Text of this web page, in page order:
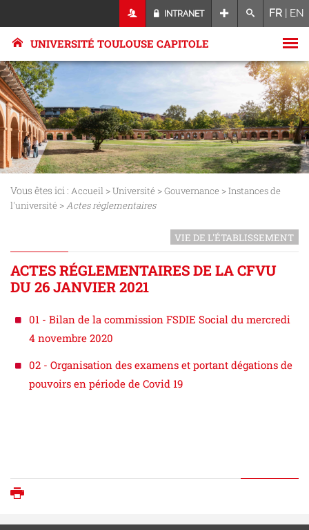
INTRANET FR | EN
UNIVERSITÉ TOULOUSE CAPITOLE
Vous êtes ici : Accueil >Université >Gouvernance >Instances de
l'université >Actes règlementaires
VIE DE L'ÉTABLISSEMENT
ACTES RÉGLEMENTAIRES DE LA CFVU
DU 26 JANVIER 2021
01 - Bilan de la commission FSDIE Social du mercredi
4 novembre 2020
02 - Organisation des examens et portant dégations de
pouvoirs en période de Covid 19